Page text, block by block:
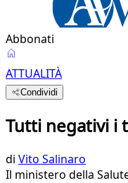
Abbonati
ATTUALITÀ
Condividi
Tutti negativi i
di Vito Salinaro
Il ministero della